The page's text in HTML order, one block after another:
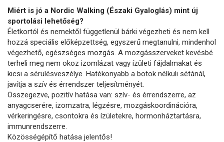
Miért is jó a Nordic Walking (Északi Gyaloglás) mint új
sportolási lehetőség?
Életkortól és nemektől függetlenül bárki végezheti és nem kell
hozzá speciális előképzettség, egyszerű megtanulni, mindenhol
végezhető, egészséges mozgás. A mozgásszerveket kevésbé
terheli meg nem okoz izomlázat vagy ízületi fájdalmakat és
kicsi a sérülésveszélye. Hatékonyabb a botok nélküli sétánál,
javítja a szív és érrendszer teljesítményét.
Összegezve, pozitív hatása van: szív- és érrendszerre, az
anyagcserére, izomzatra, légzésre, mozgáskoordinációra,
vérkeringésre, csontokra és ízületekre, hormonháztartásra,
immunrendszerre.
Közösségépítő hatása jelentős!